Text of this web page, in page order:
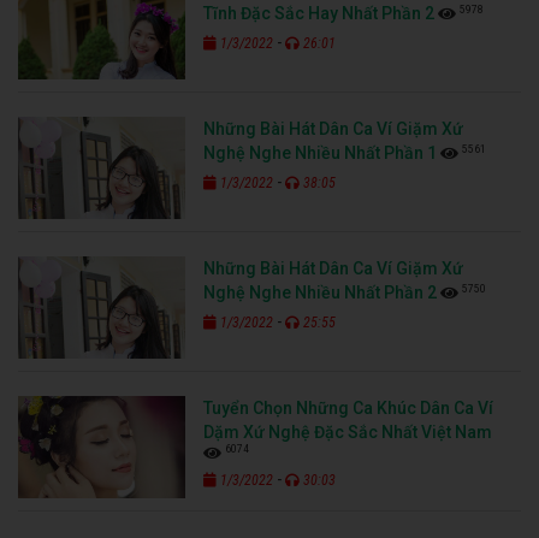
Tĩnh Đặc Sắc Hay Nhất Phần 2
5978
1/3/2022 - 26:01
Những Bài Hát Dân Ca Ví Giặm Xứ
Nghệ Nghe Nhiều Nhất Phần 1
5561
1/3/2022 - 38:05
Những Bài Hát Dân Ca Ví Giặm Xứ
Nghệ Nghe Nhiều Nhất Phần 2
5750
1/3/2022 - 25:55
Tuyển Chọn Những Ca Khúc Dân Ca Ví
Dặm Xứ Nghệ Đặc Sắc Nhất Việt Nam
6074
1/3/2022 - 30:03